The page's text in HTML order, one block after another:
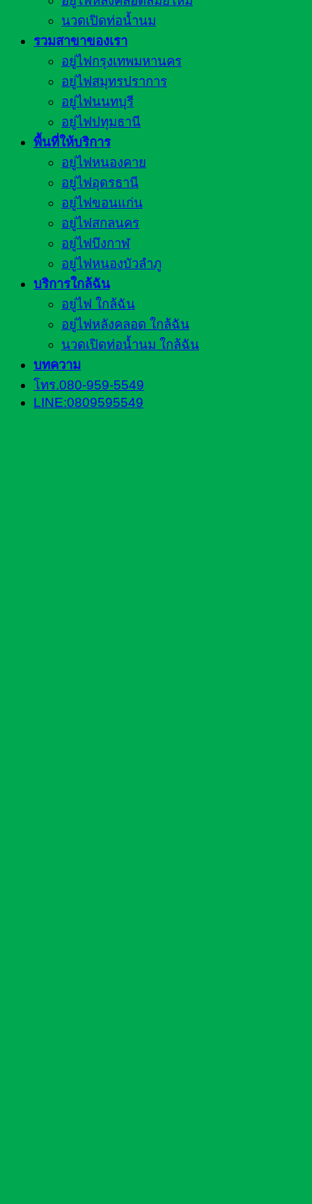
นวดเปิดท่อน้ำนม
รวมสาขาของเรา
อยู่ไฟกรุงเทพมหานคร
อยู่ไฟสมุทรปราการ
อยู่ไฟนนทบุรี
อยู่ไฟปทุมธานี
พื้นที่ให้บริการ
อยู่ไฟหนองคาย
อยู่ไฟอุดรธานี
อยู่ไฟขอนแก่น
อยู่ไฟสกลนคร
อยู่ไฟบึงกาฬ
อยู่ไฟหนองบัวลำภู
บริการใกล้ฉัน
อยู่ไฟ ใกล้ฉัน
อยู่ไฟหลังคลอด ใกล้ฉัน
นวดเปิดท่อน้ำนม ใกล้ฉัน
บทความ
โทร.080-959-5549
LINE:0809595549